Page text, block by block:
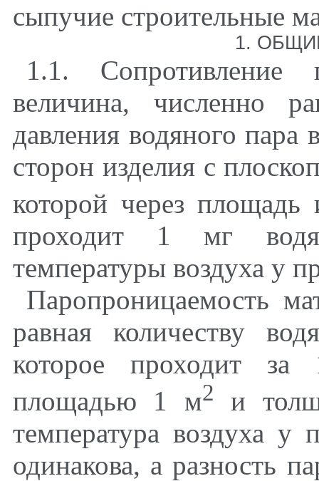
сыпучие строительные
1.
1.1. Сопротивление
величина, численно
давления водяного
сторон изделия с
которой через
проходит 1 мг
температуры воздуха у
Паропроницаемость
равная количеству
которое проходит
площадью 1 м2
и
температура воздуха у
одинакова, а разность